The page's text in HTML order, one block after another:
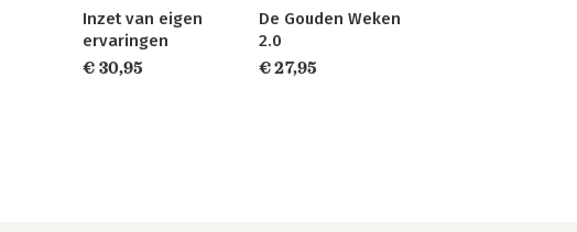
Inzet van eigen
ervaringen
€ 30,95
De Gouden Weken
2.0
€ 27,95